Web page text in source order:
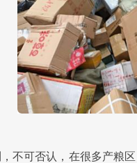
不可否认，在很多产粮